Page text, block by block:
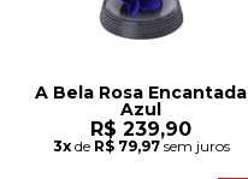
A Bela Rosa Encantada
Azul
R$ 239,90
3xde R$ 79,97sem juros